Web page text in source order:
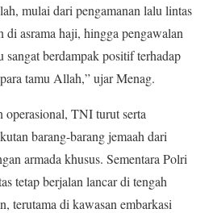
mulai dari pengamanan lalu lintas
di asrama haji, hingga pengawalan
sangat berdampak positif terhadap
tamu Allah,” ujar Menag.
TNI turut serta
barang-barang jemaah dari
armada khusus. Sementara Polri
tetap berjalan lancar di tengah
terutama di kawasan embarkasi